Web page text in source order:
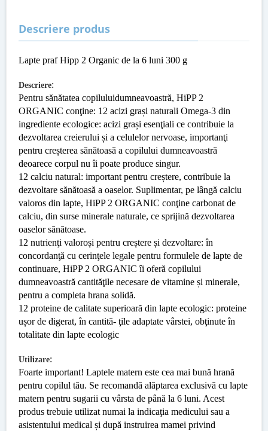
Descriere produs
Lapte praf Hipp 2 Organic de la 6 luni 300 g
Descriere:
Pentru sănătatea copiluluidumneavoastră, HiPP 2
ORGANIC conţine: 12 acizi grași naturali Omega-3 din
ingrediente ecologice: acizi grași esenţiali ce contribuie la
dezvoltarea creierului și a celulelor nervoase, importanţi
pentru creșterea sănătoasă a copilului dumneavoastră
deoarece corpul nu îi poate produce singur.
12 calciu natural: important pentru creștere, contribuie la
dezvoltare sănătoasă a oaselor. Suplimentar, pe lângă calciu
valoros din lapte, HiPP 2 ORGANIC conţine carbonat de
calciu, din surse minerale naturale, ce sprijină dezvoltarea
oaselor sănătoase.
12 nutrienţi valoroși pentru creștere și dezvoltare: în
concordanţă cu cerinţele legale pentru formulele de lapte de
continuare, HiPP 2 ORGANIC îi oferă copilului
dumneavoastră cantităţile necesare de vitamine și minerale,
pentru a completa hrana solidă.
12 proteine de calitate superioară din lapte ecologic: proteine
ușor de digerat, în cantită- ţile adaptate vârstei, obţinute în
totalitate din lapte ecologic
Utilizare:
Foarte important! Laptele matern este cea mai bună hrană
pentru copilul tău. Se recomandă alăptarea exclusivă cu lapte
matern pentru sugarii cu vârsta de până la 6 luni. Acest
produs trebuie utilizat numai la indicaţia medicului sau a
asistentului medical și după instruirea mamei privind